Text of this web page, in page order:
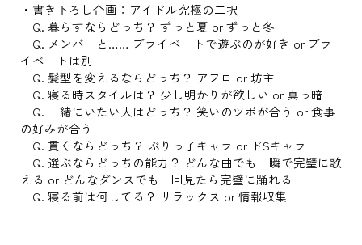
・書き下ろし企画：アイドル究極の二択
Q. 暮らすならどっち？ ずっと夏 or ずっと冬
Q. メンバーと…… プライベートで遊ぶのが好き or プラ
イベートは別
Q. 髪型を変えるならどっち？ アフロ or 坊主
Q. 寝る時スタイルは？ 少し明かりが欲しい or 真っ暗
Q. 一緒にいたい人はどっち？ 笑いのツボが合う or 食事
の好みが合う
Q. 貫くならどっち？ ぶりっ子キャラ or ドSキャラ
Q. 選ぶならどっちの能力？ どんな曲でも一瞬で完璧に歌
える or どんなダンスでも一回見たら完璧に踊れる
Q. 寝る前は何してる？ リラックス or 情報収集